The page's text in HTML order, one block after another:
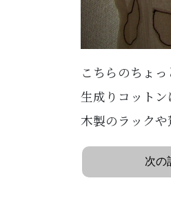
こちらのちょ
生成りコット
木製のラックや
次の